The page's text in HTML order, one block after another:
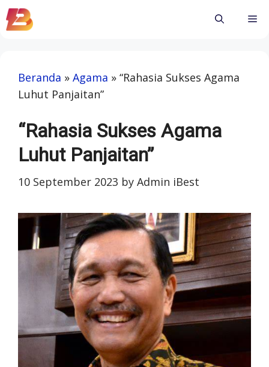
Skip
to
Beranda » Agama » “Rahasia Sukses Agama
Luhut Panjaitan”
“Rahasia Sukses Agama
Luhut Panjaitan”
10 September 2023 by Admin iBest